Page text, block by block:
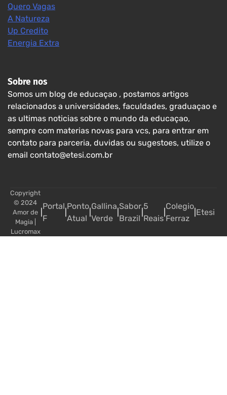
Quero Vagas
A Natureza
Up Credito
Energia Extra
Sobre nos
Somos um blog de educaçao , postamos artigos
relacionados a universidades, faculdades, graduaçao e
as ultimas noticias sobre o mundo da educaçao,
sempre com materias novas para vcs, para entrar em
contato para parceria, duvidas ou sugestoes, utilize o
email contato@etesi.com.br
Copyright
© 2024
Amor de
Magia|
Lucromax
Portal
F
Ponto
Atual
Gallina
Verde
Sabor
Brazil
5
Reais
Colegio
Ferraz
Etesi